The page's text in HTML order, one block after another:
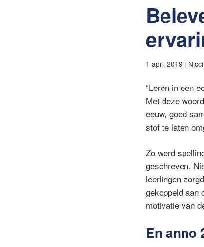
1 april 2019 |
“Leren in een
Met deze
eeuw, goed
stof te laten
Zo werd
geschreven.
leerlingen
gekoppeld aan
motivatie van
En anno